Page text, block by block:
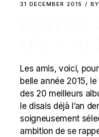
31 DECEMBER 2015 BY
Les amis, voici,
belle année 2015,
des 20 meilleurs
le disais déjà l’an
soigneusement
ambition de se